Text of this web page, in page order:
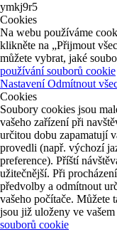
ymkj9r5
Cookies
Na webu používáme
klikněte na „Přijmout
můžete vybrat, jaké
používání souborů cookie
NastaveníOdmítnout
Cookies
Soubory cookies jsou
vašeho zařízení při
určitou dobu zapamatují
provedli (např. výchozí
preference). Příští
užitečnější. Při
předvolby a odmítnout
vašeho počítače. Můžete
jsou již uloženy ve
souborů cookie